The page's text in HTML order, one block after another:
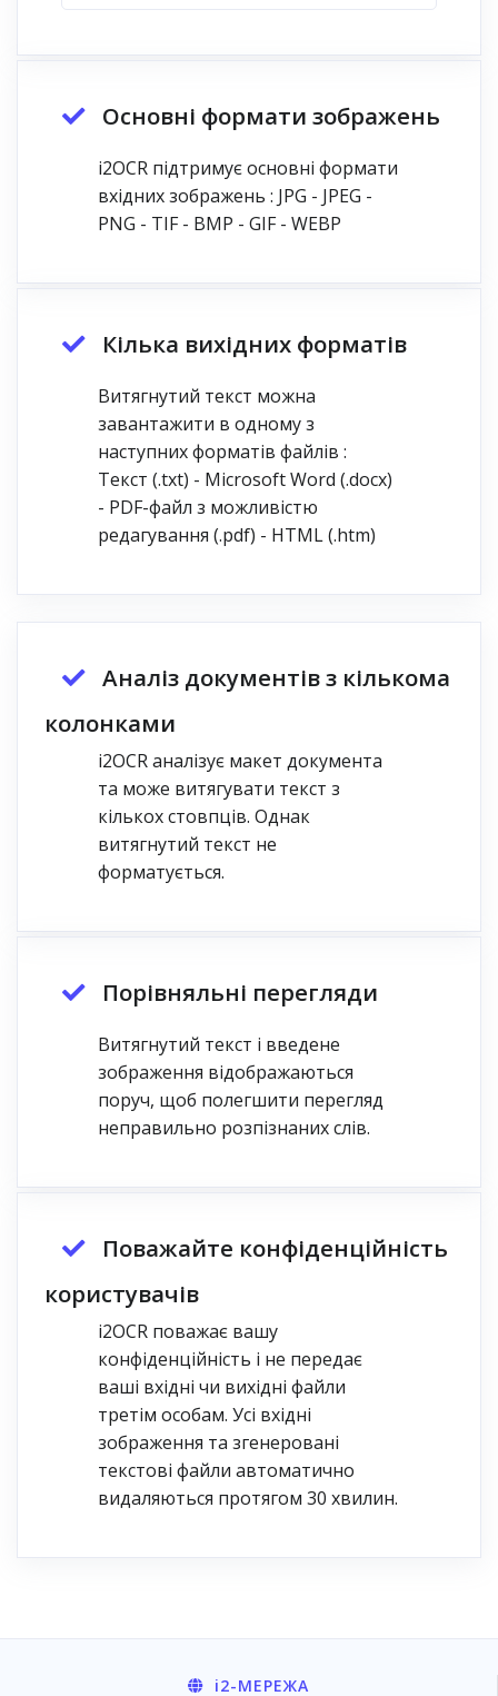
Основні формати зображень
i2OCR підтримує основні формати
вхідних зображень : JPG - JPEG -
PNG - TIF - BMP - GIF - WEBP
Кілька вихідних форматів
Витягнутий текст можна
завантажити в одному з
наступних форматів файлів :
Текст (.txt) - Microsoft Word (.docx)
- PDF-файл з можливістю
редагування (.pdf) - HTML (.htm)
Аналіз документів з кількома
колонками
i2OCR аналізує макет документа
та може витягувати текст з
кількох стовпців. Однак
витягнутий текст не
форматується.
Порівняльні перегляди
Витягнутий текст і введене
зображення відображаються
поруч, щоб полегшити перегляд
неправильно розпізнаних слів.
Поважайте конфіденційність
користувачів
i2OCR поважає вашу
конфіденційність і не передає
ваші вхідні чи вихідні файли
третім особам. Усі вхідні
зображення та згенеровані
текстові файли автоматично
видаляються протягом 30 хвилин.
i2-МЕРЕЖА